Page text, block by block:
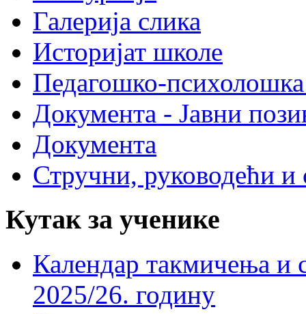
Галерија слика
Историјат школе
Педагошко-психолошка
Документа - Јавни
Документа
Стручни, руководећи и
Кутак за ученике
Календар такмичења
2025/26. годину